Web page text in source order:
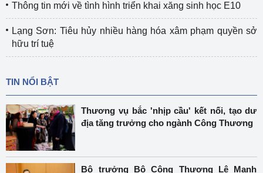
Thông tin mới về tình hình triển khai xăng sinh học E10
Lạng Sơn: Tiêu hủy nhiều hàng hóa xâm phạm quyền sở
hữu trí tuệ
TIN NỔI BẬT
Thương vụ bắc 'nhịp cầu' kết nối, tạo dư
địa tăng trưởng cho ngành Công Thương
Bộ trưởng Bộ Công Thương Lê Mạnh